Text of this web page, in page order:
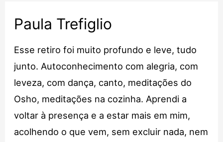
Paula Trefiglio
Esse retiro foi muito profundo e leve, tudo
junto. Autoconhecimento com alegria, com
leveza, com dança, canto, meditações do
Osho, meditações na cozinha. Aprendi a
voltar à presença e a estar mais em mim,
acolhendo o que vem, sem excluir nada, nem